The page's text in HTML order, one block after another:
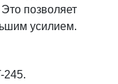
позволяет
усилием.
245.